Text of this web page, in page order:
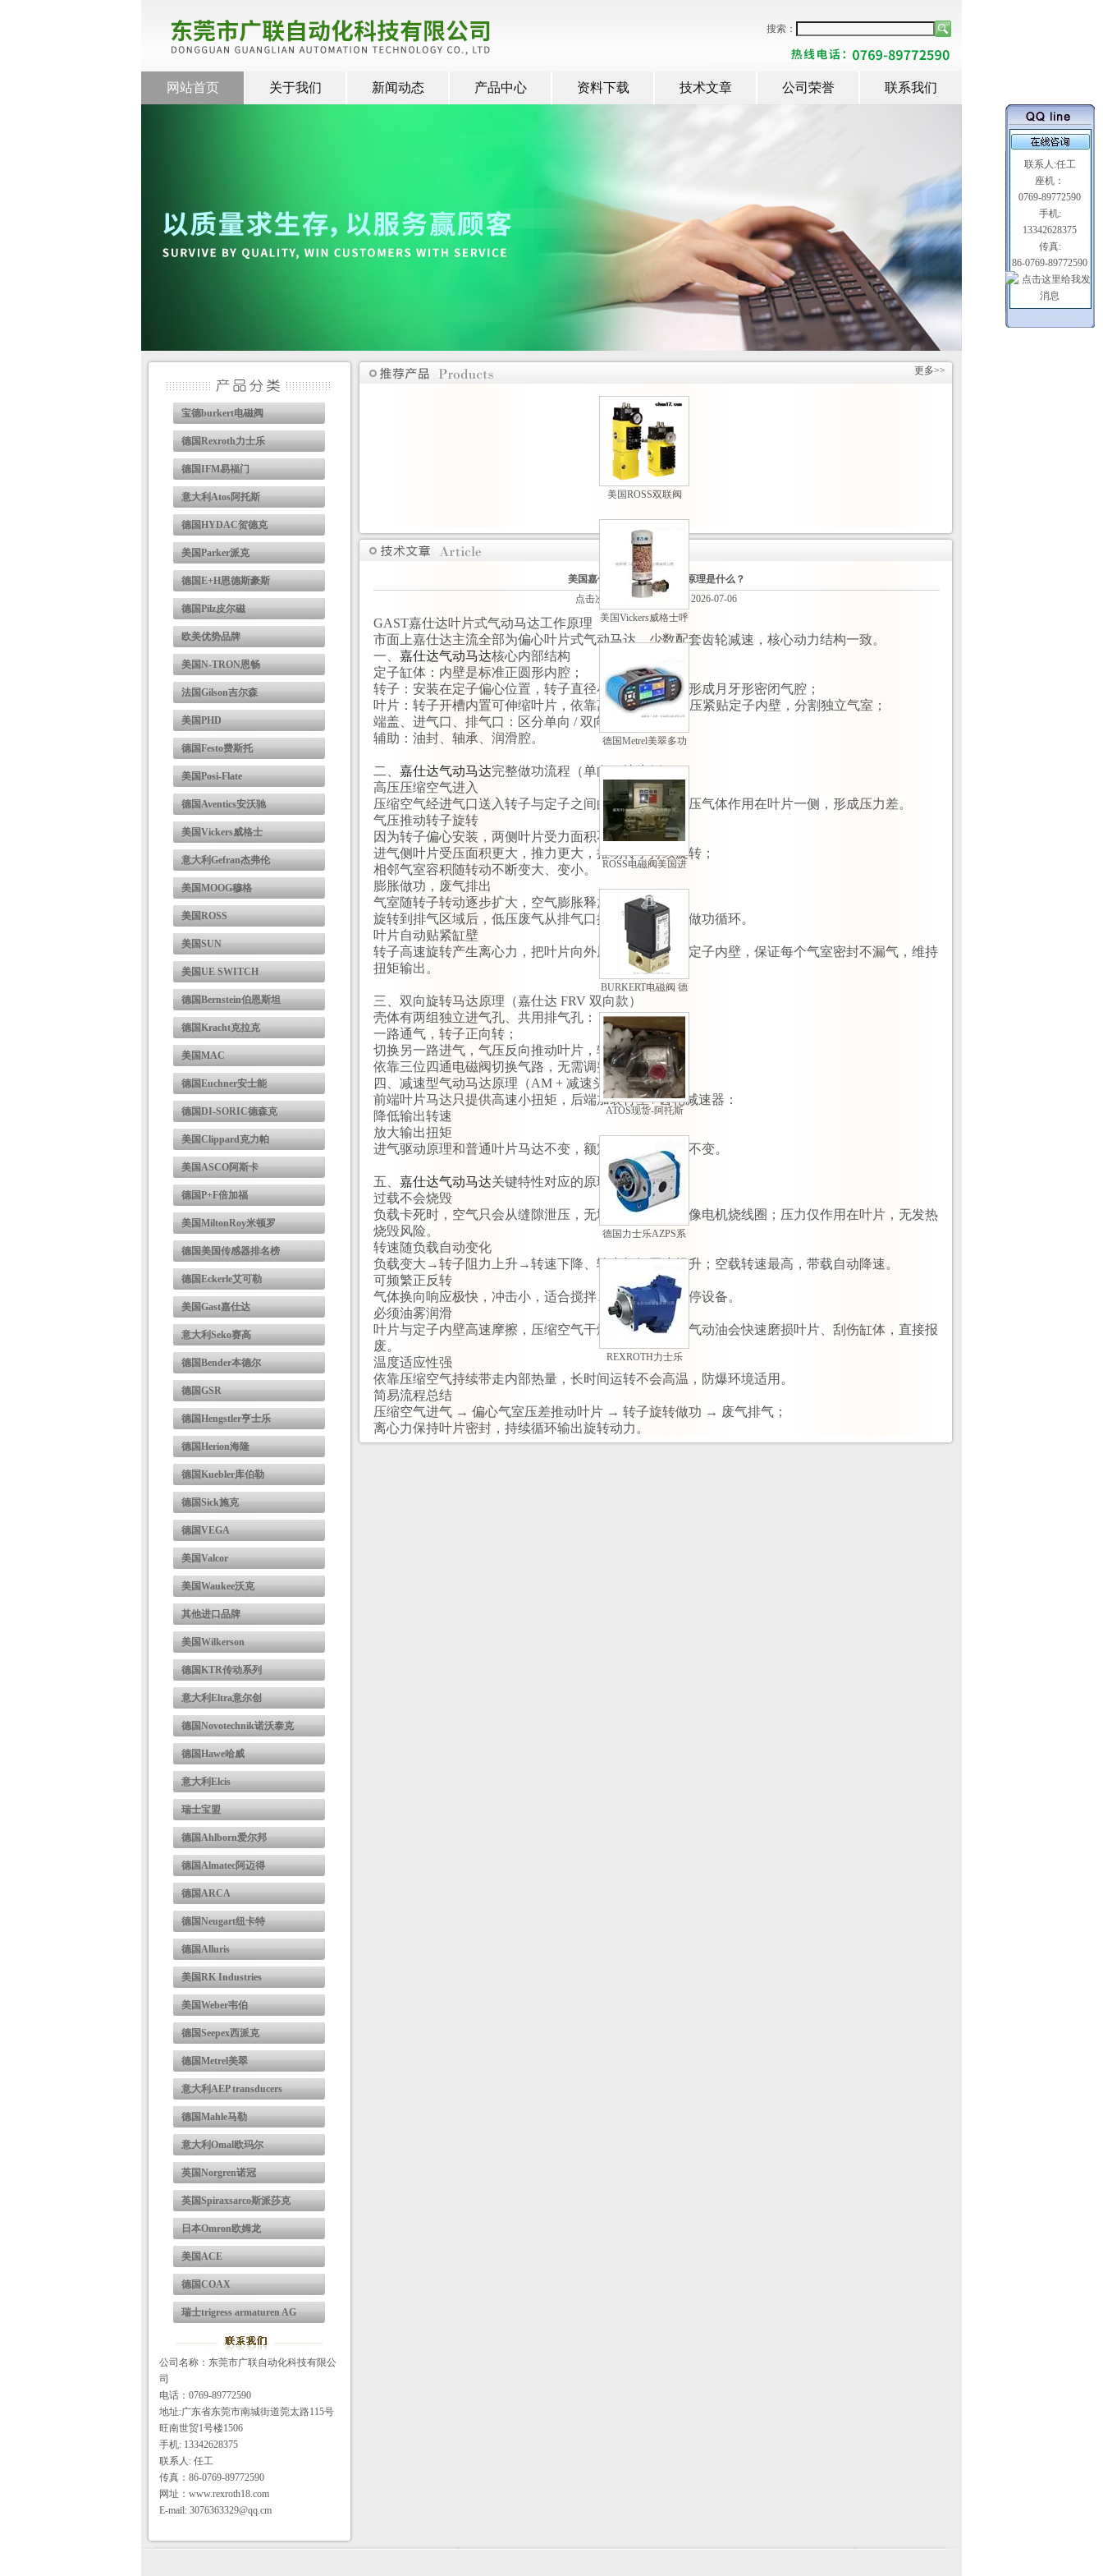
搜索：
网站首页 关于我们 新闻动态 产品中心 资料下载 技术文章 公司荣誉 联系我们
宝德burkert电磁阀
德国Rexroth力士乐
德国IFM易福门
意大利Atos阿托斯
德国HYDAC贺德克
美国Parker派克
德国E+H恩德斯豪斯
德国Pilz皮尔磁
欧美优势品牌
美国N-TRON恩畅
法国Gilson吉尔森
美国PHD
德国Festo费斯托
美国Posi-Flate
德国Aventics安沃驰
美国Vickers威格士
意大利Gefran杰弗伦
美国MOOG穆格
美国ROSS
美国SUN
美国UE SWITCH
德国Bernstein伯恩斯坦
德国Kracht克拉克
美国MAC
德国Euchner安士能
德国DI-SORIC德森克
美国Clippard克力帕
美国ASCO阿斯卡
德国P+F倍加福
美国MiltonRoy米顿罗
德国美国传感器排名榜
德国Eckerle艾可勒
美国Gast嘉仕达
意大利Seko赛高
德国Bender本德尔
德国GSR
德国Hengstler亨士乐
德国Herion海隆
德国Kuebler库伯勒
德国Sick施克
德国VEGA
美国Valcor
美国Waukee沃克
其他进口品牌
美国Wilkerson
德国KTR传动系列
意大利Eltra意尔创
德国Novotechnik诺沃泰克
德国Hawe哈威
意大利Elcis
瑞士宝盟
德国Ahlborn爱尔邦
德国Almatec阿迈得
德国ARCA
德国Neugart纽卡特
德国Alluris
美国RK Industries
美国Weber韦伯
德国Seepex西派克
德国Metrel美翠
意大利AEP transducers
德国Mahle马勒
意大利Omal欧玛尔
英国Norgren诺冠
英国Spiraxsarco斯派莎克
日本Omron欧姆龙
美国ACE
德国COAX
瑞士trigress armaturen AG
公司名称：东莞市广联自动化科技有限公
司
电话：0769-89772590
地址:广东省东莞市南城街道莞太路115号
旺南世贸1号楼1506
手机: 13342628375
联系人: 任工
传真：86-0769-89772590
网址：www.rexroth18.com
E-mail: 3076363329@qq.cm
更多>>
美国ROSS双联阀
卖
美国Vickers威格士呼
吸过滤器现货供应
德国Metrel美翠多功
ROSS电磁阀美国进
BURKERT电磁阀 德
国宝德电磁阀报价
ATOS现货-阿托斯
德国力士乐AZPS系
REXROTH力士乐
A7VO系列轴向柱塞
美国嘉仕达气动马达的工作原理是什么？
点击次数：119 更新时间：2026-07-06
GAST嘉仕达叶片式气动马达工作原理
市面上嘉仕达主流全部为偏心叶片式气动马达，少数配套齿轮减速，核心动力结构一致。
一、 嘉仕达气动马达核心内部结构
定子缸体：内壁是标准正圆形内腔；
转子：安装在定子偏心位置，转子直径小于定子内径，形成月牙形密闭气腔；
叶片：转子开槽内置可伸缩叶片，依靠离心力 + 气压背压紧贴定子内壁，分割独立气室；
端盖、进气口、排气口：区分单向 / 双向进气通道；
辅助：油封、轴承、润滑腔。
二、 嘉仕达气动马达完整做功流程（单向马达为例）
高压压缩空气进入
压缩空气经进气口送入转子与定子之间的密闭气室，高压气体作用在叶片一侧，形成压力差。
气压推动转子旋转
因为转子偏心安装，两侧叶片受力面积不一样：
进气侧叶片受压面积更大，推力更大，推动转子持续旋转；
相邻气室容积随转动不断变大、变小。
膨胀做功，废气排出
气室随转子转动逐步扩大，空气膨胀释放动能；
旋转到排气区域后，低压废气从排气口排出，完成一次做功循环。
叶片自动贴紧缸壁
转子高速旋转产生离心力，把叶片向外甩出，持续贴合定子内壁，保证每个气室密封不漏气，维持
扭矩输出。
三、双向旋转马达原理（嘉仕达 FRV 双向款）
壳体有两组独立进气孔、共用排气孔：
一路通气，转子正向转；
切换另一路进气，气压反向推动叶片，转子反转；
依靠三位四通电磁阀切换气路，无需调整马达本体。
四、减速型气动马达原理（AM + 减速头）
前端叶片马达只提供高速小扭矩，后端加装行星 / 齿轮减速器：
降低输出转速
放大输出扭矩
进气驱动原理和普通叶片马达不变，额定气压、耗气量不变。
五、 嘉仕达气动马达关键特性对应的原理解释
过载不会烧毁
负载卡死时，空气只会从缝隙泄压，无堵转电流，不会像电机烧线圈；压力仅作用在叶片，无发热
烧毁风险。
转速随负载自动变化
负载变大→转子阻力上升→转速下降、输出扭矩同步提升；空载转速最高，带载自动降速。
可频繁正反转
气体换向响应极快，冲击小，适合搅拌、卷绕、频繁启停设备。
必须油雾润滑
叶片与定子内壁高速摩擦，压缩空气干燥无润滑，缺少气动油会快速磨损叶片、刮伤缸体，直接报
废。
温度适应性强
依靠压缩空气持续带走内部热量，长时间运转不会高温，防爆环境适用。
简易流程总结
压缩空气进气 → 偏心气室压差推动叶片 → 转子旋转做功 → 废气排气；
离心力保持叶片密封，持续循环输出旋转动力。
联系人:任工
座机：
0769-89772590
手机:
13342628375
传真:
86-0769-89772590